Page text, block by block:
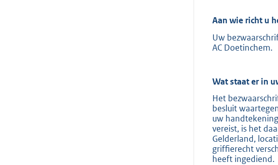
Aan wie richt u
Uw
AC Doetinchem.
Wat staat er in
Het
besluit
uw
vereist, is het
Gelderland,
griffierecht
heeft ingediend.